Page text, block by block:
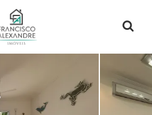
Página inicial